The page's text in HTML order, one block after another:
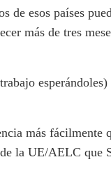
esos países
más de tres
más
la UE/AELC que